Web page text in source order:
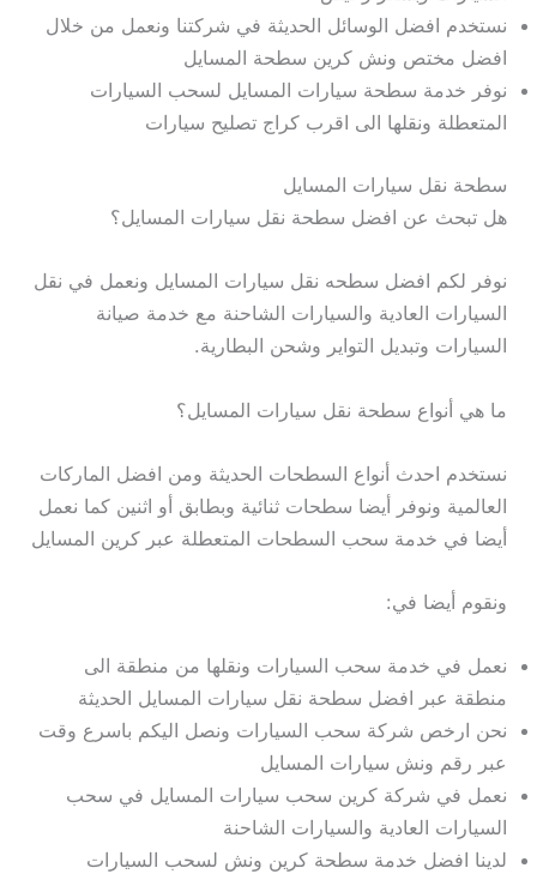
نستخدم افضل الوسائل الحديثة في شركتنا ونعمل من خلال
افضل مختص ونش كرين سطحة المسايل
نوفر خدمة سطحة سيارات المسايل لسحب السيارات
المتعطلة ونقلها الى اقرب كراج تصليح سيارات
سطحة نقل سيارات المسايل
هل تبحث عن افضل سطحة نقل سيارات المسايل؟
نوفر لكم افضل سطحه نقل سيارات المسايل ونعمل في نقل
السيارات العادية والسيارات الشاحنة مع خدمة صيانة
السيارات وتبديل التواير وشحن البطارية.
ما هي أنواع سطحة نقل سيارات المسايل؟
نستخدم احدث أنواع السطحات الحديثة ومن افضل الماركات
العالمية ونوفر أيضا سطحات ثنائية وبطابق أو اثنين كما نعمل
أيضا في خدمة سحب السطحات المتعطلة عبر كرين المسايل
ونقوم أيضا في:
نعمل في خدمة سحب السيارات ونقلها من منطقة الى
منطقة عبر افضل سطحة نقل سيارات المسايل الحديثة
نحن ارخص شركة سحب السيارات ونصل اليكم باسرع وقت
عبر رقم ونش سيارات المسايل
نعمل في شركة كرين سحب سيارات المسايل في سحب
السيارات العادية والسيارات الشاحنة
لدينا افضل خدمة سطحة كرين ونش لسحب السيارات